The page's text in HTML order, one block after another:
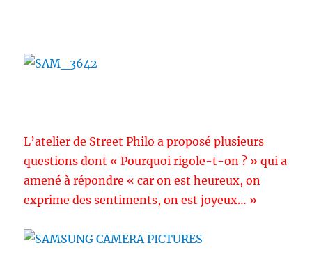
L’atelier de Street Philo a proposé plusieurs
questions dont « Pourquoi rigole-t-on ? » qui a
amené à répondre « car on est heureux, on
exprime des sentiments, on est joyeux… »